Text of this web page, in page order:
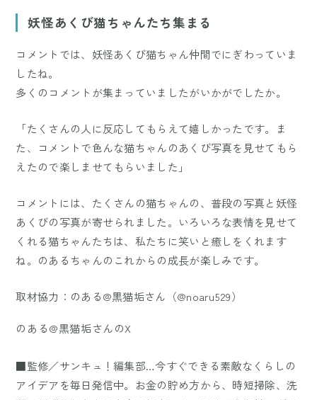
妖怪あくび猫ちゃんたち集まる
コメントでは、妖怪あくび猫ちゃん仲間でにぎわっていま
したね。
多くのコメントが集まっていましたがいかがでしたか。
「たくさんの人に反応してもらえて嬉しかったです。ま
た、コメントで色んな猫ちゃんのあくび写真を見せてもら
えたので楽しませてもらいました」
コメントには、たくさんの猫ちゃんの、普段の写真と妖怪
あくびの写真が寄せられました。いろいろな表情を見せて
くれる猫ちゃんたちは、私たちに笑いと癒しをくれます
ね。のあるちゃんのこれからの成長が楽しみです。
取材協力：のある@黒猫垢さん（@noaru529）
のある@黒猫垢さんのX
■監修／サンキュ！編集部…今すぐできる素敵なくらしの
アイデアを毎日発信中。お金の貯め方から、時短掃除、洗